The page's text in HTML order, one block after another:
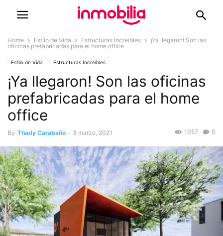
Home Estilo de Vida Estructuras Increíbles
¡Ya llegaron! Son las
oficinas prefabricadas para el home office
Estilo de Vida Estructuras Increíbles
¡Ya llegaron! Son las oficinas
prefabricadas para el home
office
By Thady Carabaño - 3 marzo, 2021 0
1057